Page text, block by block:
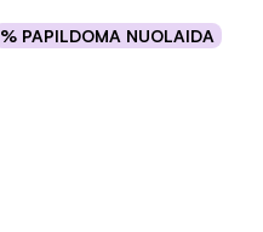
% PAPILDOMA NUOLAIDA
Į krepšelį